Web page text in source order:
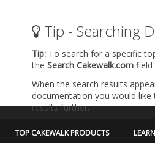
Tip - Searching
Tip: To search for a specific
the Search Cakewalk.com
When the search results
documentation you would
results further.
TOP CAKEWALK PRODUCTS
LEARN